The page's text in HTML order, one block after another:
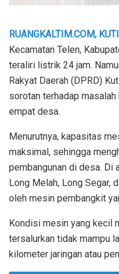
RUANGKALTIM.COM,
Kecamatan Telen,
teraliri listrik 24 jam.
Rakyat Daerah (DPRD)
sorotan terhadap
empat desa.
Menurutnya, kapasitas
maksimal, sehingga
pembangunan di desa. Di
Long Melah, Long Segar,
oleh mesin pembangkit
Kondisi mesin yang kecil
tersalurkan tidak mampu
kilometer jaringan atau